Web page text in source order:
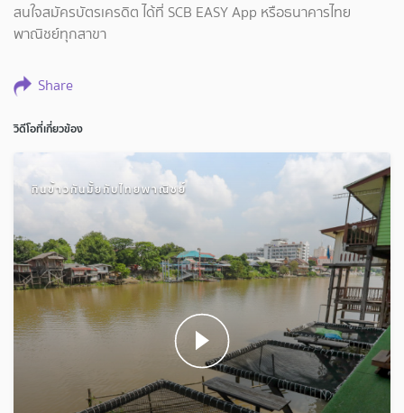
สนใจสมัครบัตรเครดิต ได้ที่ SCB EASY App หรือธนาคารไทย
พาณิชย์ทุกสาขา
Share
วิดีโอที่เกี่ยวข้อง
กินข้าวกันมั้ยกับไทยพาณิชย์